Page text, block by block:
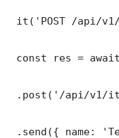
it('POST /api/
const res =
.post('/api/v1/
.send({ name: